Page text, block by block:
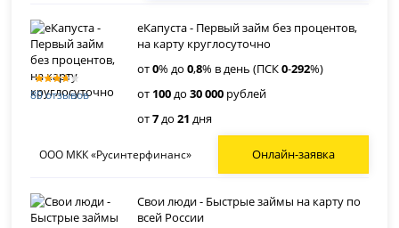
80 отзывов
еКапуста - Первый займ без процентов,
на карту круглосуточно
от0% до0,8% в день (ПСК0-292%)
от 100до30 000 рублей
от7до21 дня
ООО МКК «Русинтерфинанс» Онлайн-заявка
Свои люди - Быстрые займы на карту по
всей России